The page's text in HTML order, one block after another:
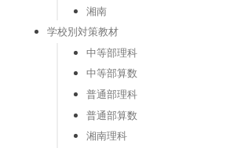
湘南
学校別対策教材
中等部理科
中等部算数
普通部理科
普通部算数
湘南理科